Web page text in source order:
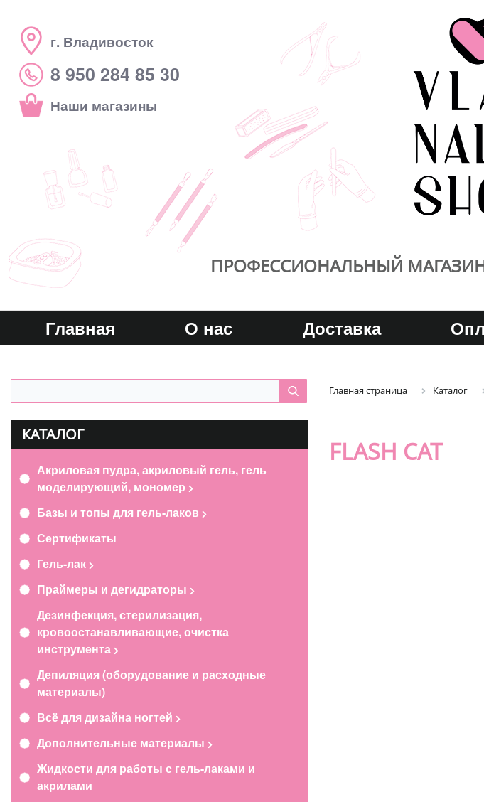
г. Владивосток
8 950 284 85 30
Наши магазины
ПРОФЕССИОНАЛЬНЫЙ
Главная О нас Доставка
Главная страница Каталог
КАТАЛОГ
Акриловая пудра, акриловый гель, гель
моделирующий, мономер
Базы и топы для гель-лаков
Сертификаты
Гель-лак
Праймеры и дегидраторы
Дезинфекция, стерилизация,
кровоостанавливающие, очистка
инструмента
Депиляция (оборудование и расходные
материалы)
Всё для дизайна ногтей
Дополнительные материалы
Жидкости для работы с гель-лаками и
акрилами
FLASH CAT